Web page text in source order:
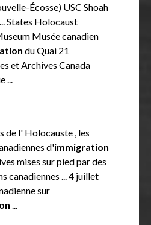
Écosse) USC Shoah
States Holocaust
Musée canadien
du Quai 21
et Archives Canada
...
de l' Holocauste , les
d'immigration
mises sur pied par des
canadiennes ... 4 juillet
sur
...